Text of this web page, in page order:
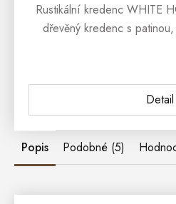
Detail
Rustikální kredenc WHITE
dřevěný kredenc s
Popis Podobné (5)